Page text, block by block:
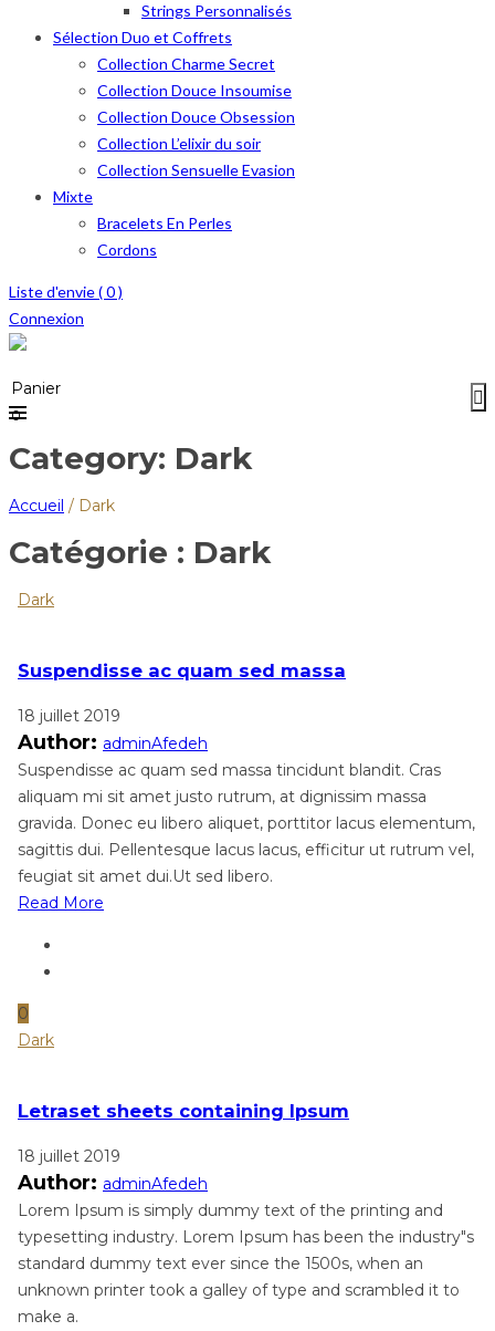
Strings Personnalisés
Sélection Duo et Coffrets
Collection Charme Secret
Collection Douce Insoumise
Collection Douce Obsession
Collection L’elixir du soir
Collection Sensuelle Evasion
Mixte
Bracelets En Perles
Cordons
Liste d'envie (0)
Connexion
Panier
0
Category: Dark
Accueil / Dark
Catégorie : Dark
Dark
Suspendisse ac quam sed massa
18 juillet 2019
Author: adminAfedeh
Suspendisse ac quam sed massa tincidunt blandit. Cras
aliquam mi sit amet justo rutrum, at dignissim massa
gravida. Donec eu libero aliquet, porttitor lacus elementum,
sagittis dui. Pellentesque lacus lacus, efficitur ut rutrum vel,
feugiat sit amet dui.Ut sed libero.
Read More
0
Dark
Letraset sheets containing Ipsum
18 juillet 2019
Author: adminAfedeh
Lorem Ipsum is simply dummy text of the printing and
typesetting industry. Lorem Ipsum has been the industry"s
standard dummy text ever since the 1500s, when an
unknown printer took a galley of type and scrambled it to
make a.